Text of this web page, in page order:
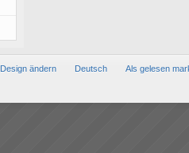
Design ändern Deutsch
Als gelesen